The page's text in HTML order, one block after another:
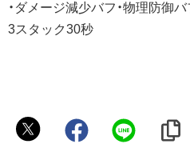
・ダメージ減少バフ・物理防御
3スタック30秒
Nono